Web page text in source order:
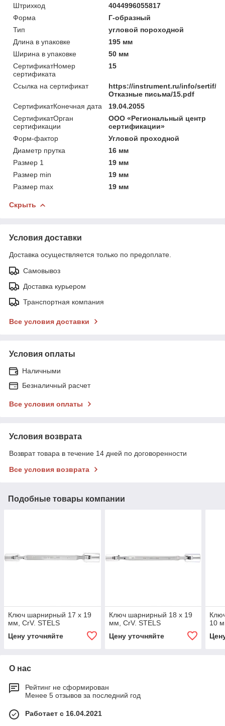
Штрихкод
4044996055817
Форма
Г-образный
Тип
угловой пороходной
Длина в упаковке
195 мм
Ширина в упаковке
50 мм
СертификатНомер
сертификата
15
Ссылка на сертификат
https://instrument.ru/info/sertif/
Отказные письма/15.pdf
СертификатКонечная дата
19.04.2055
СертификатОрган
сертификации
ООО «Региональный центр
сертификации»
Форм-фактор
Угловой проходной
Диаметр прутка
16 мм
Размер 1
19 мм
Размер min
19 мм
Размер max
19 мм
Скрыть
Условия доставки
Доставка осуществляется только по предоплате.
Самовывоз
Доставка курьером
Транспортная компания
Все условия доставки
Условия оплаты
Наличными
Безналичный расчет
Все условия оплаты
Условия возврата
Возврат товара в течение 14 дней по договоренности
Все условия возврата
Подобные товары компании
Ключ шарнирный 17 х 19
мм, CrV. STELS
Цену уточняйте
Ключ шарнирный 18 х 19
мм, CrV. STELS
Цену уточняйте
10
О нас
Рейтинг не сформирован
Менее 5 отзывов за последний год
Работает с 16.04.2021